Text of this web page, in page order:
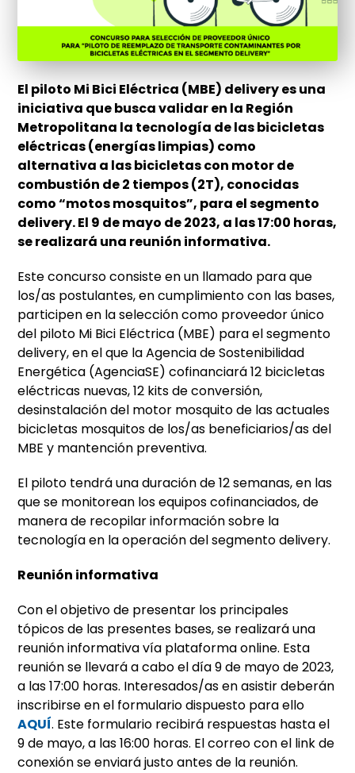
El piloto Mi Bici Eléctrica (MBE) delivery es una
iniciativa que busca validar en la Región
Metropolitana la tecnología de las bicicletas
eléctricas (energías limpias) como
alternativa a las bicicletas con motor de
combustión de 2 tiempos (2T), conocidas
como “motos mosquitos”, para el segmento
delivery. El 9 de mayo de 2023, a las 17:00 horas,
se realizará una reunión informativa.
Este concurso consiste en un llamado para que
los/as postulantes, en cumplimiento con las bases,
participen en la selección como proveedor único
del piloto Mi Bici Eléctrica (MBE) para el segmento
delivery, en el que la Agencia de Sostenibilidad
Energética (AgenciaSE) cofinanciará 12 bicicletas
eléctricas nuevas, 12 kits de conversión,
desinstalación del motor mosquito de las actuales
bicicletas mosquitos de los/as beneficiarios/as del
MBE y mantención preventiva.
El piloto tendrá una duración de 12 semanas, en las
que se monitorean los equipos cofinanciados, de
manera de recopilar información sobre la
tecnología en la operación del segmento delivery.
Reunión informativa
Con el objetivo de presentar los principales
tópicos de las presentes bases, se realizará una
reunión informativa vía plataforma online. Esta
reunión se llevará a cabo el día 9 de mayo de 2023,
a las 17:00 horas. Interesados/as en asistir deberán
inscribirse en el formulario dispuesto para ello
AQUÍ. Este formulario recibirá respuestas hasta el
9 de mayo, a las 16:00 horas. El correo con el link de
conexión se enviará justo antes de la reunión.